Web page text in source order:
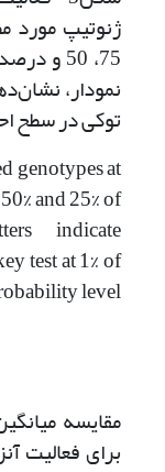
75، 50
نمودار،
توکی در سطح
genotypes at
and 25% of
indicate
test at 1% of
level.
مقایسه
برای فعالیت